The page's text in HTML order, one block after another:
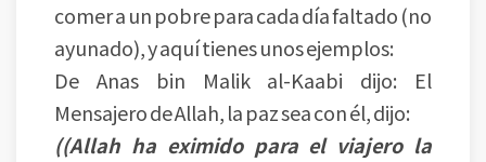
comer a un pobre para cada día faltado (no
ayunado), y aquí tienes unos ejemplos:
De Anas bin Malik al-Kaabi dijo: El
Mensajero de Allah, la paz sea con él, dijo:
((Allah ha eximido para el viajero la